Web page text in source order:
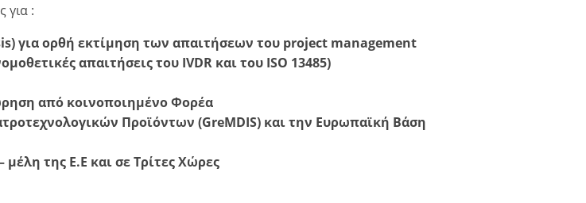
για :
για ορθή εκτίμηση των απαιτήσεων του project management
απαιτήσεις του IVDR και του ISO 13485)
από κοινοποιημένο Φορέα
Προϊόντων (GreMDIS) και την Ευρωπαϊκή Βάση
της Ε.Ε και σε Τρίτες Χώρες